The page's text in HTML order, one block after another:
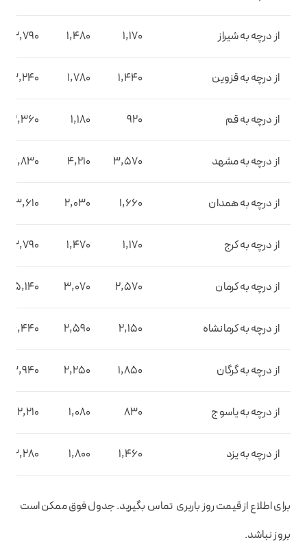
از درچه به شیراز 1,170
1,480
2,790
از درچه به قزوین 1,440
1,780
3,240
از درچه به قم 920
1,180
2,360
از درچه به مشهد 3,570
4,210
6,830
از درچه به همدان 1,660
2,030
3,610
از درچه به کرج 1,170
1,470
2,790
از درچه به کرمان 2,570
3,070
5,140
از درچه به کرمانشاه 2,150
2,590
4,440
از درچه به گرگان 1,850
2,250
3,940
از درچه به یاسوج 830
1,080
2,210
از درچه به یزد 1,460
1,800
3,280
برای اطلاع از قیمت روز باربری تماس بگیرید. جدول فوق ممکن است
بروز نباشد.